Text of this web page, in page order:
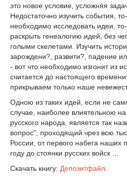
это новое условие, усложняя
Недостаточно изучить события,
необходимо исследовать идеи,
раскрыть генеалогию идей, без
голыми скелетами. Изучить
зарождени?, развити?, падение
- вот что необходимо изгонит из
считается до настоящего
прикрываем только наше
Одною из таких идей, если не
случае, наиболее влиятельною
русского народа, является так
вопрос", проходящий чрез всю
России, от первого набега наших
году до стоянки русских войск ...
Скачать книгу: Депозитфайл